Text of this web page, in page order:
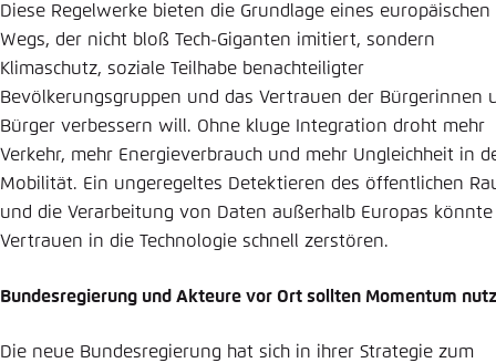
Diese Regelwerke bieten die Grundlage eines europäischen
Wegs, der nicht bloß Tech-Giganten imitiert, sondern
Klimaschutz, soziale Teilhabe benachteiligter
Bevölkerungsgruppen und das Vertrauen der Bürgerinnen
Bürger verbessern will. Ohne kluge Integration droht mehr
Verkehr, mehr Energieverbrauch und mehr Ungleichheit in
Mobilität. Ein ungeregeltes Detektieren des öffentlichen
und die Verarbeitung von Daten außerhalb Europas könnte
Vertrauen in die Technologie schnell zerstören.
Bundesregierung und Akteure vor Ort sollten Momentum
Die neue Bundesregierung hat sich in ihrer Strategie zum